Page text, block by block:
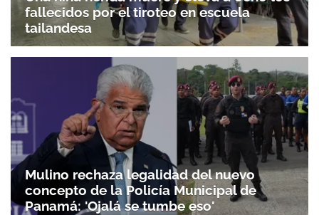
fallecidos por el tiroteo en escuela
tailandesa
Mulino rechaza legalidad del nuevo
concepto de la Policía Municipal de
Panamá: 'Ojalá se tumbe eso'